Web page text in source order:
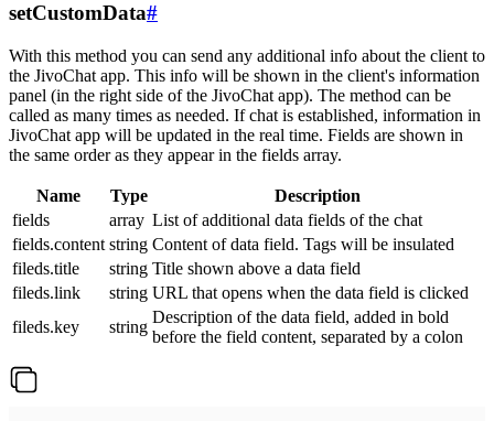
setCustomData#
With this method you can send any additional info about the client to
the JivoChat app. This info will be shown in the client's information
panel (in the right side of the JivoChat app). The method can be
called as many times as needed. If chat is established, information in
JivoChat app will be updated in the real time. Fields are shown in
the same order as they appear in the fields array.
Name Type
Description
fields
array List of additional data fields of the chat
fields.content string Content of data field. Tags will be insulated
fileds.title
string Title shown above a data field
fileds.link
string URL that opens when the data field is clicked
fileds.key
string
Description of the data field, added in bold
before the field content, separated by a colon